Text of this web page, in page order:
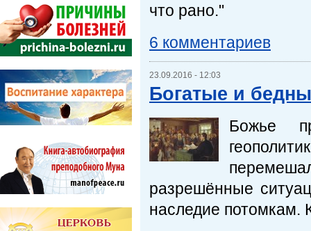
что рано."
6 комментариев
23.09.2016 - 12:03
Богатые и
Божье
разрешённые
наследие потомкам.